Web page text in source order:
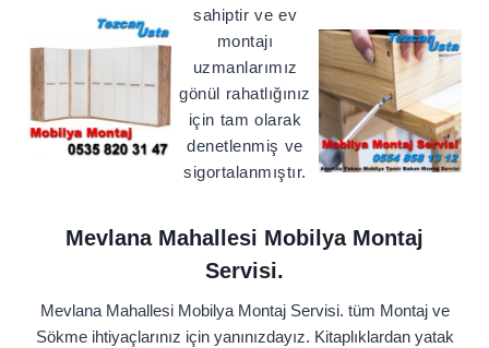
sahiptir ve ev
montajı
uzmanlarımız
gönül rahatlığınız
için tam olarak
denetlenmiş ve
sigortalanmıştır.
Mevlana Mahallesi Mobilya Montaj
Servisi.
Mevlana Mahallesi Mobilya Montaj Servisi. tüm Montaj ve
Sökme ihtiyaçlarınız için yanınızdayız. Kitaplıklardan yatak